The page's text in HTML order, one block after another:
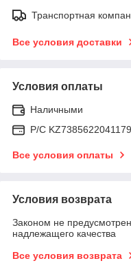
Транспортная
Все условия доставки
Условия оплаты
Наличными
Р/C
Все условия оплаты
Условия возврата
Законом не
надлежащего качества
Все условия возврата